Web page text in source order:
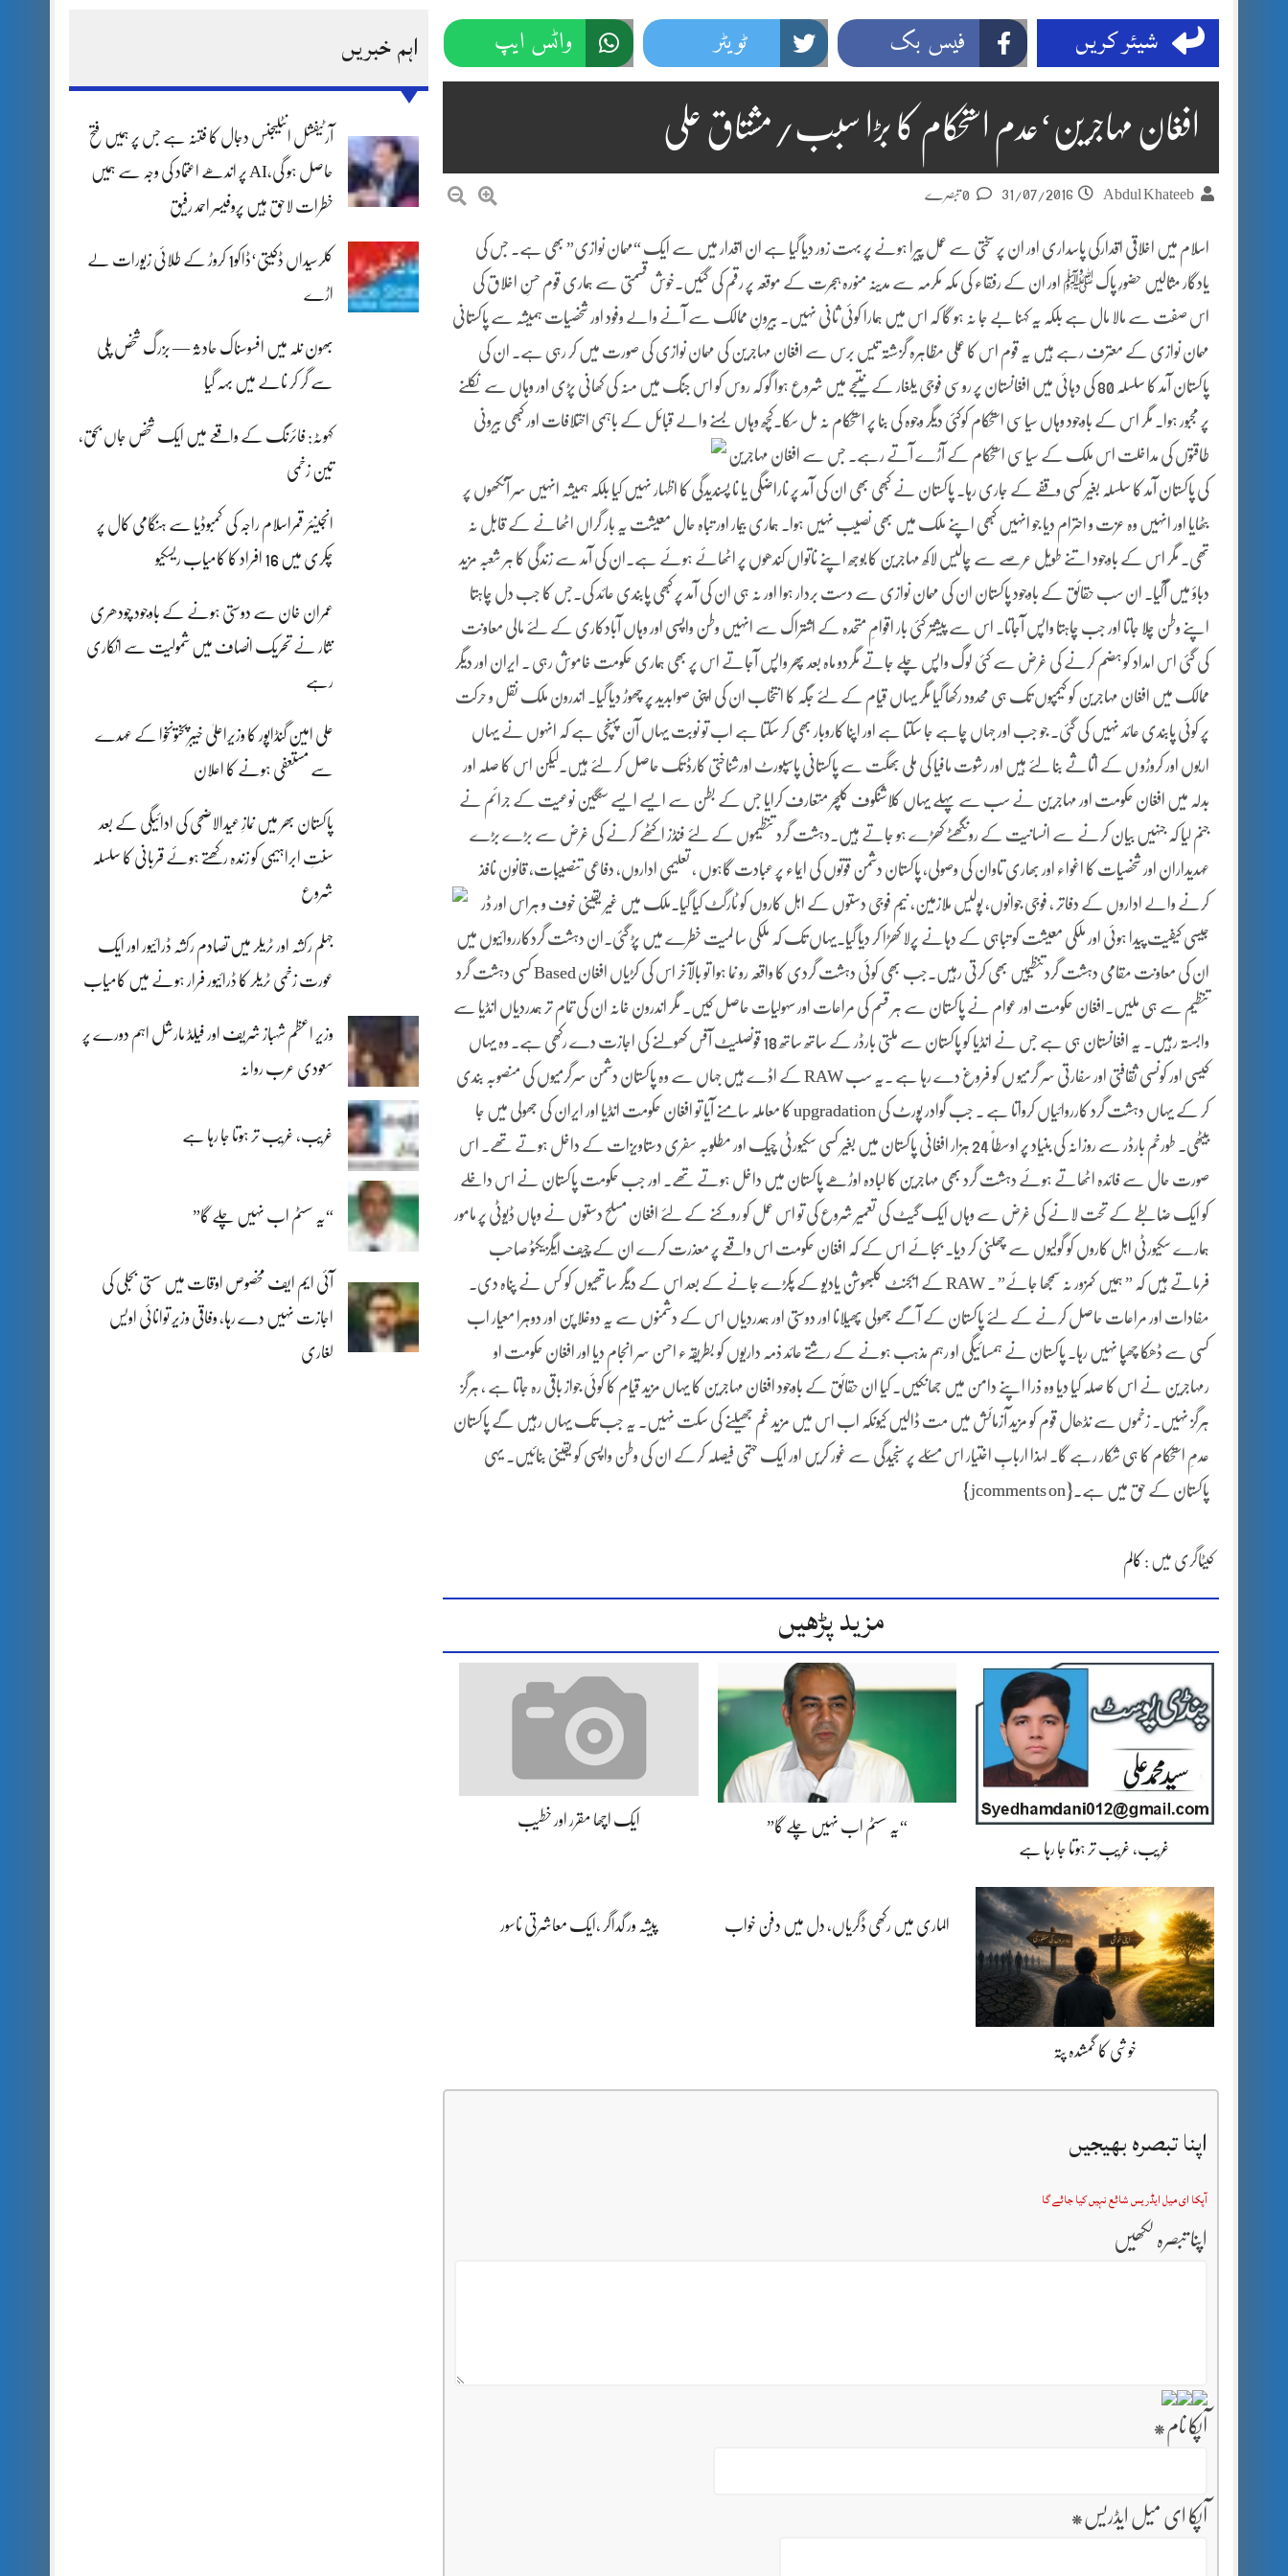
اہم خبریں
آرٹیفشل انٹلیجنس دجال کا فتنہ ہے جس پر ہمیں فتح
حاصل ہو گی،AI پر اندھے اعتماد کی وجہ سے ہمیں
خطرات لاحق ہیں پروفیسر احمد رفیق
کلرسیداں ڈکیتی‘ڈاکو1 کروڑ کے طلائی زیورات لے
اڑے
بھون نلہ میں افسوسناک حادثہ — بزرگ شخص پلی
سے گر کر نالے میں بہہ گیا
کہوٹہ: فائرنگ کے واقعے میں ایک شخص جاں بحق،
تین زخمی
انجینئر قمراسلام راجہ کی کمبوڈیا سے ہنگامی کال پر
چکری میں 16 افراد کا کامیاب ریسکیو
عمران خان سے دوستی ہونے کے باوجود چودھری
نثار نے تحریک انصاف میں شمولیت سے انکاری
رہے
علی امین گنڈاپور کا وزیراعلیٰ خیبرپختونخوا کے عہدے
سے مستعفی ہونے کا اعلان
پاکستان بھر میں نمازِ عیدالاضحی کی ادائیگی کے بعد
سنتِ ابراہیمی کو زندہ رکھتے ہوئے قربانی کا سلسلہ
شروع
جہلم رکشہ اور ٹریلر میں تصادم رکشہ ڈرائیور اور ایک
عورت زخمی ٹریلر کا ڈرائیور فرار ہونے میں کامیاب
وزیر اعظم شہباز شریف اور فیلڈ مارشل اہم دورے پر
سعودی عرب روانہ
غریب، غریب تر ہوتا جا رہا ہے
“یہ سسٹم اب نہیں چلے گا”
آئی ایم ایف مخصوص اوقات میں سستی بجلی کی
اجازت نہیں دے رہا، وفاقی وزیر توانائی اویس
لغاری
شیئر کریں فیس بک ٹویٹر واٹس ایپ
افغان مہاجرین‘عدم استحکام کا بڑا سبب/مشتاق علی
Abdul Khateeb
31/07/2016
اسلام میں اخلاقی اقدارکی پاسداری اور ان پر سختی سے عمل پیرا ہونے پر بہت زور دیا گیا ہے ان اقدار میں سے ایک “مہمان نوازی” بھی ہے۔ جس کی
یادگار مثالیں حضورِ پاک ﷺ اور ان کے رفقاء کی مکہ مکرمہ سے مدینہ منورہ ہجرت کے موقعہ پر رقم کی گئیں۔خوش قسمتی سے ہماری قوم حسنِ اخلاق کی
اس صفت سے مالا مال ہے بلکہ یہ کہنا بے جا نہ ہو گا کہ اس میں ہمارا کوئی ثانی نہیں۔ بیرونِ ممالک سے آنے والے وفود اور شخصیات ہمیشہ سے پاکستانی
مہمان نوازی کے معترف رہے ہیں یہ قوم اس کا عملی مظاہرہ گزشتہ تیس برس سے افغان مہاجرین کی مہمان نوازی کی صورت میں کر رہی ہے۔ ان کی
پاکستان آمد کا سلسلہ 80 کی دہائی میں افغانستان پر روسی فوجی یلغار کے نتیجے میں شروع ہوا گو کہ روس کو اس جنگ میں منہ کی کھانی پڑی اور وہاں سے نکلنے
پر مجبور ہوا۔ مگر اس کے باوجود وہاں سیاسی استحکام کوکئی دیگر وجوہ کی بنا پر استحکام نہ مل سکا۔کچھ وہاں بسنے والے قبائل کے باہمی اختلافات اور کبھی بیرونی
طاقتوں کی مداخلت اس ملک کے سیاسی استحکام کے آڑے آتے رہے۔ جس سے افغان مہاجرین
کی پاکستان آمد کا سلسلہ بغیر کسی وقفے کے جاری رہا۔ پاکستان نے کبھی بھی ان کی آمد پر ناراضگی یا نا پسندیدگی کا اظہار نہیں کیا بلکہ ہمیشہ انہیں سر آنکھوں پر
بٹھایا اور انہیں وہ عزت و احترام دیا جو انہیں کبھی اپنے ملک میں بھی نصیب نہیں ہوا۔ ہماری بیمار اور تباہ حال معیشت یہ بار گراں اٹھانے کے قابل نہ
تھی۔ مگر اس کے باوجود اتنے طویل عرصے سے چالیس لاکھ مہاجرین کا بوجھ اپنے ناتواں کندھوں پر اٹھائے ہوئے ہے۔ان کی آمد سے زندگی کا ہر شعبہ مزید
دباؤ میں آگیا۔ ان سب حقائق کے باوجود پاکستان ان کی مہمان نوازی سے دست بردار ہوا اور نہ ہی ان کی آمد پر کبھی پابندی عائد کی۔جس کا جب دل چاہتا
اپنے وطن چلا جاتا اور جب چاہتا واپس آجاتا۔ اس سے پیشتر کئی بار اقوامِ متحدہ کے اشتراک سے انہیں وطن واپسی اور وہاں آبادکاری کے لئے مالی معاونت
کی گئی اس امداد کو ہضم کرنے کی غرض سے کئی لوگ واپس چلے جاتے مگردو ماہ بعد پھر واپس آجاتے اس پر بھی ہماری حکومت خاموش رہی ۔ ایران اور دیگر
ممالک میں افغان مہاجرین کو کیمپوں تک ہی محدود رکھا گیا مگر یہاں قیام کے لئے جگہ کا انتخاب ان کی اپنی صوابدید پر چھوڑ دیا گیا۔ اندرون ملک نقل و حرکت
پر کوئی پابندی عائد نہیں کی گئی۔ جو جب اور جہاں چاہے جا سکتا ہے اور اپنا کاروبار بھی کر سکتا ہے اب تو نوبت یہاں آن پہنچی ہے کہ انہوں نے یہاں
اربوں اور کروڑو ں کے اثاثے بنا لئے ہیں اور رشوت مافیا کی ملی بھگت سے پاکستانی پاسپورٹ اورشناختی کارڈ تک حاصل کر لئے ہیں۔لیکن اس کا صلہ اور
بدلہ میں افغان حکومت اور مہاجرین نے سب سے پہلے یہاں کلاشنکوف کلچر متعارف کرایا جس کے بطن سے ایسے ایسے سنگین نوعیت کے جرائم نے
جنم لیا کہ جنہیں بیان کرنے سے انسانیت کے رونگھٹے کھڑے ہو جاتے ہیں۔دہشت گرد تنظیموں کے لئے فنڈز اکٹھے کرنے کی غرض سے بڑے بڑے
عہدیداران اور شخصیات کا اغواء اور بھاری تاوان کی وصولی، پاکستان دشمن قوتوں کی ایماء پر عبادت گاہوں ، تعلیمی اداروں، دفاعی تنصیبات، قانون نافذ
کرنے والے اداروں کے دفاتر ، فوجی جوانوں، پولیس ملازمین، نیم فوجی دستوں کے اہل کاروں کوٹارگٹ کیا گیا۔ملک میں غیر یقینی خوف و ہراس اور ڈر
جیسی کیفیت پیدا ہوئی اور ملکی معیشت کو تباہی کے دہانے پرلا کھڑا کر دیا گیا۔یہاں تک کہ ملکی سا لمیت خطرے میں پڑ گئی۔ان دہشت گردکارروائیوں میں
ان کی معاونت مقامی دہشت گردتنظیمیں بھی کرتی رہیں۔جب بھی کوئی دہشت گردی کا واقعہ رو نما ہوا تو بالآخر اس کی کڑیاں افغان Based کسی دہشت گرد
تنظیم سے ہی ملیں۔افغان حکومت اور عوام نے پاکستان سے ہر قسم کی مراعات اور سہولیات حاصل کیں۔ مگر اندرون خانہ ان کی تمام تر ہمدردیاں انڈیا سے
وابستہ رہیں۔ یہ افغانستان ہی ہے جس نے انڈیا کو پاکستان سے ملتی بارڈر کے ساتھ ساتھ 18 قونصلیٹ آفس کھولنے کی اجازت دے رکھی ہے۔ وہ یہاں
کیسی اور کونسی ثقافتی اور سفارتی سر گرمیو ں کو فروغ دے رہا ہے ۔یہ سب RAW کے اڈے ہیں جہاں سے وہ پاکستان دشمن سرگرمیوں کی منصوبہ بندی
کر کے یہاں دہشت گرد کارروائیاں کرواتا ہے ۔ جب گوادر پورٹ کی upgradation کا معاملہ سامنے آیا تو افغان حکومت انڈیا اور ایران کی جھولی میں جا
بیٹھی۔ طورخم بارڈر سے روزانہ کی بنیاد پر اوسطاً 24 ہزار افغانی پاکستان میں بغیر کسی سکیورٹی چیک اور مطلوبہ سفری دستاویزات کے داخل ہوتے تھے۔ اس
صورت حال سے فائدہ اٹھاتے ہوئے دہشت گرد بھی مہاجرین کا لبادہ اوڑھے پاکستان میں داخل ہوتے تھے۔ اور جب حکومت پاکستان نے اس داخلے
کو ایک ضابطے کے تحت لانے کی غرض سے وہاں ایک گیٹ کی تعمیر شروع کی تو اس عمل کو روکنے کے لئے افغان مسلح دستوں نے وہاں ڈیوٹی پر مامور
ہمارے سکیورٹی اہل کاروں کو گولیوں سے چھلنی کر دیا۔ بجائے اس کے کہ افغان حکومت اس واقعے پر معذرت کرے ان کے چیف ایگزیکٹو صاحب
فرماتے ہیں کہ ” ہمیں کمزور نہ سمجھا جائے” ۔ RAW کے ایجنٹ کلبھوشن یادیو کے پکڑے جانے کے بعد اس کے دیگر ساتھیوں کو کس نے پناہ دی۔
مفادات اور مراعات حاصل کرنے کے لئے پاکستان کے آگے جھولی پھیلانا اور دوستی اور ہمدردیاں اس کے دشمنوں سے یہ دوغلا پن اور دوہرا معیار اب
کسی سے ڈھکا چھپا نہیں رہا۔ پاکستان نے ہمسائیگی او رہم مذہب ہونے کے رشتے عائد ذمہ داریوں کو بطریقہء احسن سر انجام دیا اور افغان حکومت او
رمہاجرین نے اس کا صلہ کیا دیا وہ ذرا اپنے دامن میں جھانکیں۔ کیا ان حقائق کے باوجود افغان مہاجرین کا یہاں مزید قیام کا کوئی جواز باقی رہ جاتا ہے ، ہرگز
ہرگز نہیں۔ زخموں سے نڈھال قوم کو مزید آزمائش میں مت ڈالیں کیونکہ اب اس میں مزید غم جھیلنے کی سکت نہیں۔ یہ جب تک یہاں رہیں گے پاکستان
عدمِ استحکام کا ہی شکار رہے گا۔ لہذا اربابِ اختیار اس مسئلے پر سنجیدگی سے غور کریں اور ایک حتمی فیصلہ کرکے ان کی وطن واپسی کو یقینی بنائیں۔ یہی
پاکستان کے حق میں ہے۔{jcomments on}
کیٹاگری میں : کالم
مزید پڑھیں
غریب، غریب تر ہوتا جا رہا ہے
“یہ سسٹم اب نہیں چلے گا” ایک اچھا مقرر اور خطیب
خوشی کا گمشدہ پتہ
الماری میں رکھی ڈگریاں، دل میں دفن خواب پیشہ ور گداگر ،ایک معاشرتی ناسور
اپنا تبصرہ بھیجیں
آپکا ای میل ایڈریس شائع نہیں کیا جائے گا
اپنا تبصرہ لکھیں
آپکا نام *
آپکا ای میل ایڈریس *